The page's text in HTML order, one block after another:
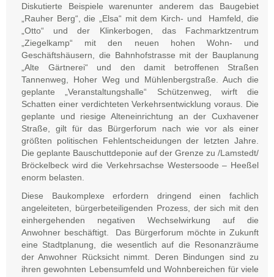
Diskutierte Beispiele warenunter anderem das Baugebiet
„Rauher Berg“, die „Elsa“ mit dem Kirch- und Hamfeld, die
„Otto“ und der Klinkerbogen, das Fachmarktzentrum
„Ziegelkamp“ mit den neuen hohen Wohn- und
Geschäftshäusern, die Bahnhofstrasse mit der Bauplanung
„Alte Gärtnerei“ und den damit betroffenen Straßen
Tannenweg, Hoher Weg und Mühlenbergstraße. Auch die
geplante „Veranstaltungshalle“ Schützenweg, wirft die
Schatten einer verdichteten Verkehrsentwicklung voraus. Die
geplante und riesige Alteneinrichtung an der Cuxhavener
Straße, gilt für das Bürgerforum nach wie vor als einer
größten politischen Fehlentscheidungen der letzten Jahre.
Die geplante Bauschuttdeponie auf der Grenze zu /Lamstedt/
Bröckelbeck wird die Verkehrsachse Westersoode – Heeßel
enorm belasten.
Diese Baukomplexe erfordern dringend einen fachlich
angeleiteten, bürgerbeteiligenden Prozess, der sich mit den
einhergehenden negativen Wechselwirkung auf die
Anwohner beschäftigt. Das Bürgerforum möchte in Zukunft
eine Stadtplanung, die wesentlich auf die Resonanzräume
der Anwohner Rücksicht nimmt. Deren Bindungen sind zu
ihren gewohnten Lebensumfeld und Wohnbereichen für viele